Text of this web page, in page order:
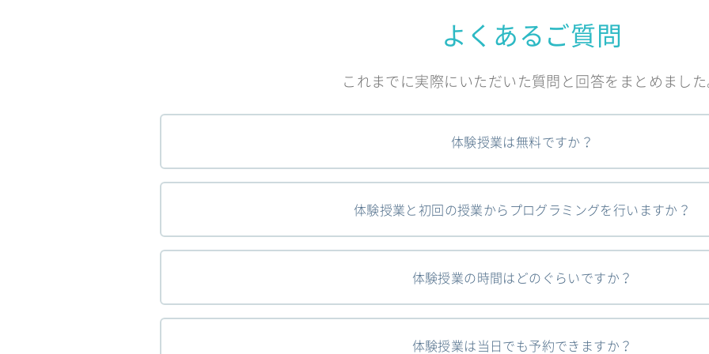
よくあるご質問
これまでに実際にいただいた質問と回答をまとめまし
体験授業は無料ですか？
体験授業と初回の授業からプログラミングを行いますか？
体験授業の時間はどのぐらいですか？
体験授業は当日でも予約できますか？